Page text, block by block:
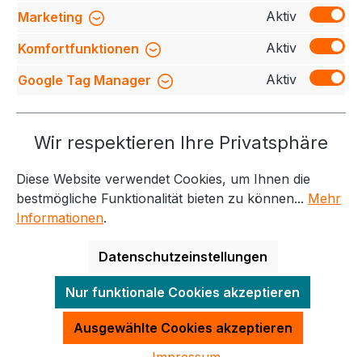
Bewertungen
Service-Hotline
Weitere Themen
Informationen Kontakt
Alle Preise exkl. gesetzl. Mehrwertsteuer zzgl.
Versandkostenund ggf. Nachnahmegebühren, wenn
nicht anders angegeben.
Marketing
Aktiv
Komfortfunktionen
Aktiv
Google Tag Manager
Aktiv
Wir respektieren Ihre Privatsphäre
Diese Website verwendet Cookies, um Ihnen die
bestmögliche Funktionalität bieten zu können... Mehr
Informationen.
Datenschutzeinstellungen
Nur funktionale Cookies akzeptieren
Ausgewählte Cookies akzeptieren